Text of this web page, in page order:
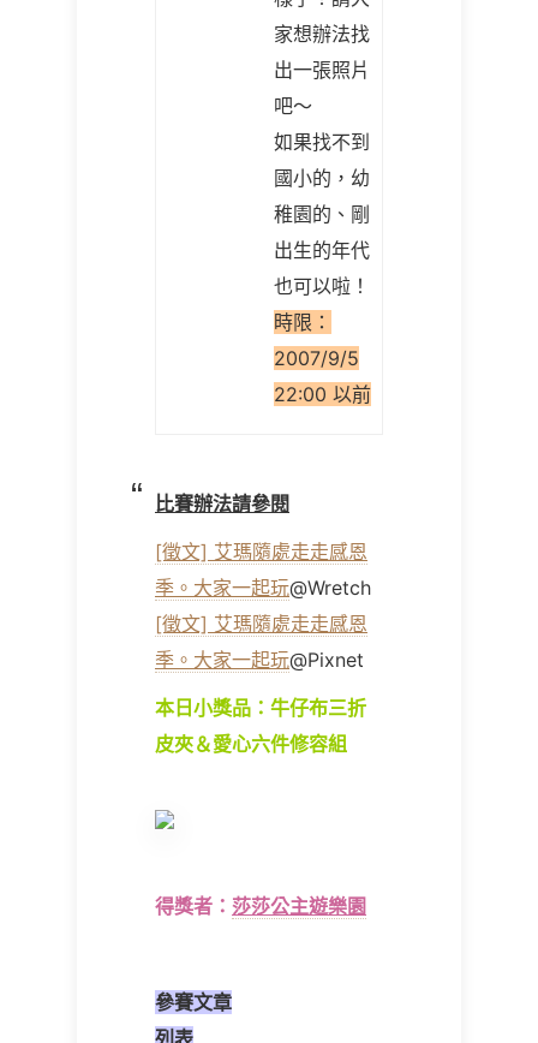
家想辦法找
出一張照片
吧～
如果找不到
國小的，幼
稚園的、剛
出生的年代
也可以啦！
時限：
2007/9/5
22:00 以前
比賽辦法請參閱
[徵文] 艾瑪隨處走走感恩
季。大家一起玩@Wretch
[徵文] 艾瑪隨處走走感恩
季。大家一起玩@Pixnet
本日小獎品： 牛仔布三折
皮夾＆愛心六件修容組
得獎者： 莎莎公主遊樂園
參賽文章
列表